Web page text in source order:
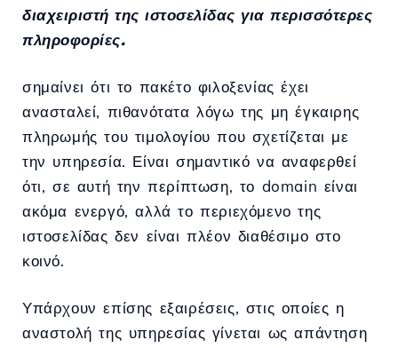
διαχειριστή της ιστοσελίδας για περισσότερες
πληροφορίες.
σημαίνει ότι το πακέτο φιλοξενίας έχει
ανασταλεί, πιθανότατα λόγω της μη έγκαιρης
πληρωμής του τιμολογίου που σχετίζεται με
την υπηρεσία. Είναι σημαντικό να αναφερθεί
ότι, σε αυτή την περίπτωση, το domain είναι
ακόμα ενεργό, αλλά το περιεχόμενο της
ιστοσελίδας δεν είναι πλέον διαθέσιμο στο
κοινό.
Υπάρχουν επίσης εξαιρέσεις, στις οποίες η
αναστολή της υπηρεσίας γίνεται ως απάντηση